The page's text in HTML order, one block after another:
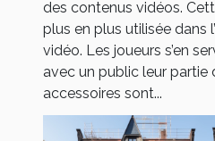
des contenus vidéos.
plus en plus utilisée dans
vidéo. Les joueurs s’en
avec un public leur partie
accessoires sont...